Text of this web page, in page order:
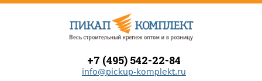
+7 (495) 542-22-84
info@pickup-komplekt.ru